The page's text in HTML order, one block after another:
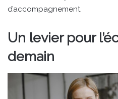
d’accompagnement.
Un levier pour
demain